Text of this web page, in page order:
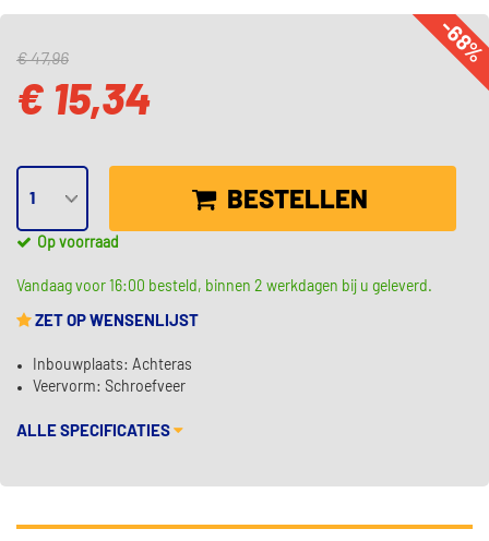
-
€ 47,96
€ 15,34
BESTELLEN
Op voorraad
Vandaag voor 16:00 besteld, binnen 2 werkdagen bij u geleverd.
ZET OP WENSENLIJST
Inbouwplaats: Achteras
Veervorm: Schroefveer
ALLE SPECIFICATIES